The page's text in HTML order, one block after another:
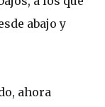
abajo y
ahora